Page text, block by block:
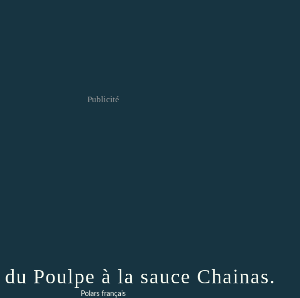
Publicité
Poulpe à la sauce Chainas.
Polars français